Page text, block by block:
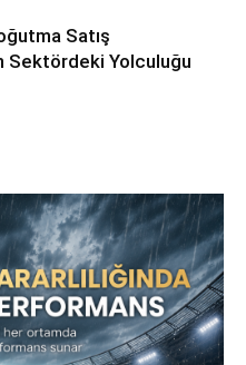
Satış
Sektördeki Yolculuğu